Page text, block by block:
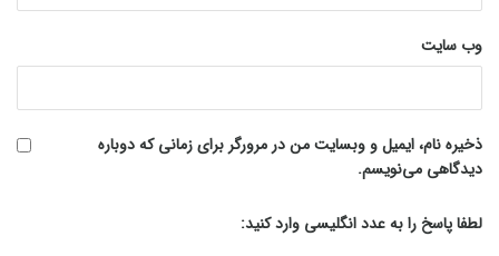
وب‌ سایت
ذخیره نام، ایمیل و وبسایت من در مرورگر برای زمانی که دوباره
دیدگاهی می‌نویسم.
لطفا پاسخ را به عدد انگلیسی وارد کنید: